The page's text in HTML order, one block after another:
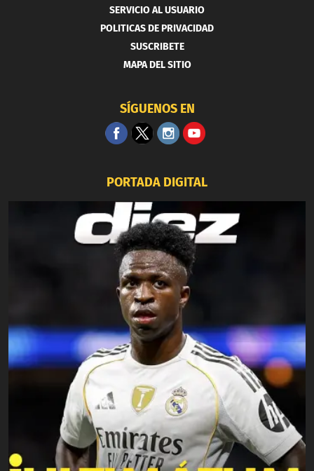
SERVICIO AL USUARIO
POLITICAS DE PRIVACIDAD
SUSCRIBETE
MAPA DEL SITIO
SÍGUENOS EN
PORTADA DIGITAL